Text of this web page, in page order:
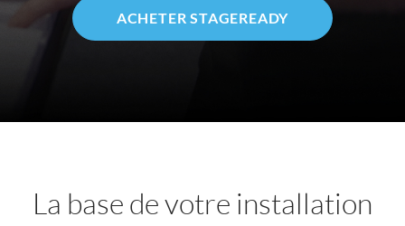
ACHETER STAGEREADY
La base de votre installation